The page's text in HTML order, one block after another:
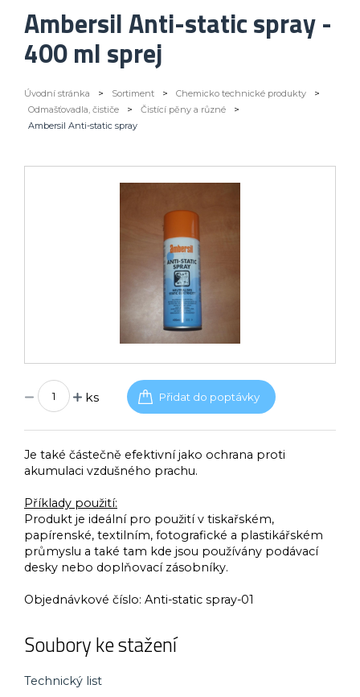
Ambersil Anti-static spray -
400 ml sprej
Úvodní stránka > Sortiment > Chemicko technické produkty
>
Odmašťovadla, čističe
> Čistící pěny a různé
>
Ambersil Anti-static spray
ks
Je také částečně efektivní jako ochrana proti
akumulaci vzdušného prachu.
Příklady použití:
Produkt je ideální pro použití v tiskařském,
papírenské, textilním, fotografické a plastikářském
průmyslu a také tam kde jsou používány podávací
desky nebo doplňovací zásobníky.
Objednávkové číslo: Anti-static spray-01
Soubory ke stažení
Technický list